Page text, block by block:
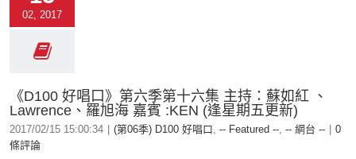
02, 2017
《D100 好唱口》第六季第十六集 主持：蘇如紅 、
Lawrence、羅旭海 嘉賓 :KEN (逢星期五更新)
2017/02/15 15:00:34 (第06季) D100 好唱口, -- Featured --, -- 網台 --
0
條評論